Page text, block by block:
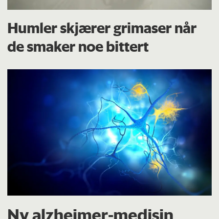
Humler skjærer grimaser når
de smaker noe bittert
Ny alzheimer-medisin